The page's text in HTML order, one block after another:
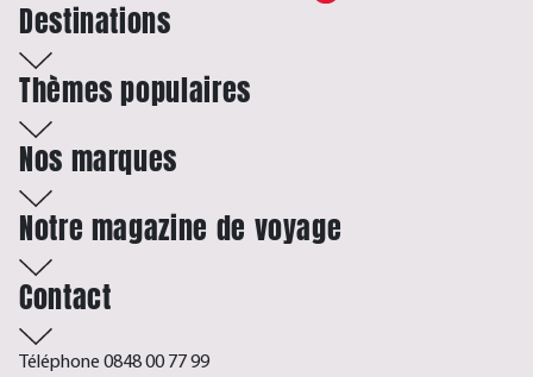
Destinations
Thèmes populaires
Nos marques
Notre magazine de voyage
Contact
Téléphone 0848 00 77 99